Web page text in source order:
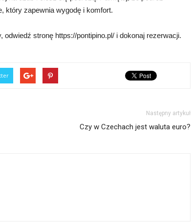
który zapewnia wygodę i komfort.
odwiedź stronę https://pontipino.pl/ i dokonaj rezerwacji.
Następny artykuł
Czy w Czechach jest waluta euro?